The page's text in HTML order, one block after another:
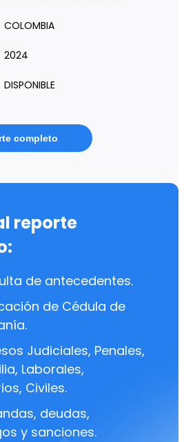
COLOMBIA
2024
DISPONIBLE
completo
reporte
de antecedentes.
de Cédula de
Judiciales, Penales,
Laborales,
Civiles.
deudas,
y sanciones.